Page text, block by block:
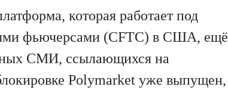
которая работает под
фьючерсами (CFTC) в США, ещё
СМИ, ссылающихся на
Polymarket уже выпущен,